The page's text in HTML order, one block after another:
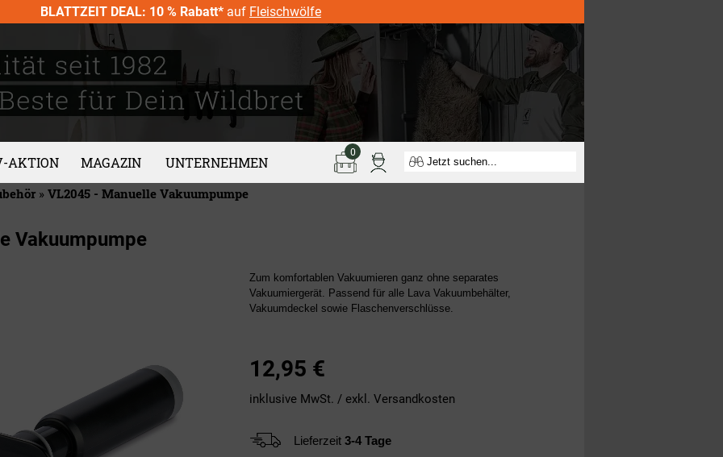
BLATTZEIT DEAL: 10 % Rabatt* auf Fleischwölfe
AKTION MAGAZIN UNTERNEHMEN
0
» VL2045 - Manuelle Vakuumpumpe
Vakuumpumpe
Zum komfortablen Vakuumieren ganz ohne separates
Vakuumiergerät. Passend für alle Lava Vakuumbehälter,
Vakuumdeckel sowie Flaschenverschlüsse.
12,95 €
inklusive MwSt. / exkl. Versandkosten
Lieferzeit 3-4 Tage